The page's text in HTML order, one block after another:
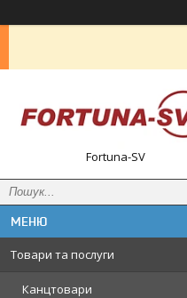
Fortuna-SV
Товари та послуги
Канцтовари